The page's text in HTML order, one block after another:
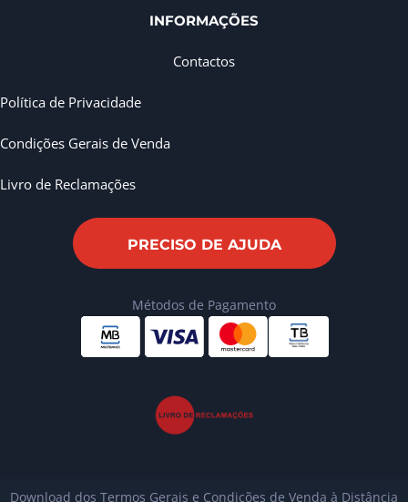
INFORMAÇÕES
Contactos
Política de Privacidade
Condições Gerais de Venda
Livro de Reclamações
PRECISO DE AJUDA
Métodos de Pagamento
Download dos Termos Gerais e Condições de Venda à Distância